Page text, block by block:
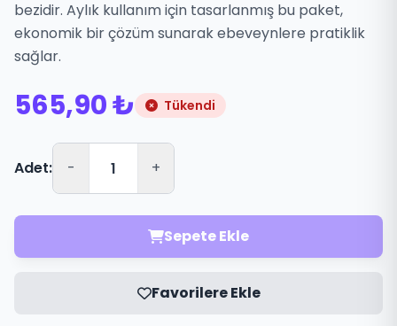
bezidir. Aylık kullanım için tasarlanmış bu paket,
ekonomik bir çözüm sunarak ebeveynlere pratiklik
sağlar.
565,90 ₺ Tükendi
Adet: - +
Sepete Ekle
Favorilere Ekle